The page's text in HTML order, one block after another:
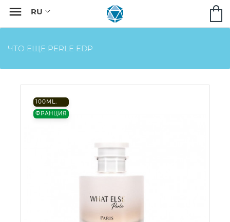

ЧТО ЕЩЕ PERLE EDP
100ML.
ФРАНЦИЯ